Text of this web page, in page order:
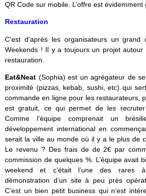
QR Code sur mobile. L’offre est évidemment
Restauration
C’est d’après les organisateurs un grand
Weekends ! Il y a toujours un projet
restauration.
Eat&Neat (Sophia) est un agrégateur de
proximité (pizzas, kebab, sushi, etc) qui
commande en ligne pour les restaurateurs,
est gratuit, ce qui permet de les
Comme l’équipe comprenait un
développement international en
serait la ville au monde où il y a le plus de
Le revenu ? Des frais de de 2€ par
commission de quelques %. L’équipe avait
weekend et c’était l’une des rares
démonstration d’un site à peu près
C’est un bien petit business qui n’est